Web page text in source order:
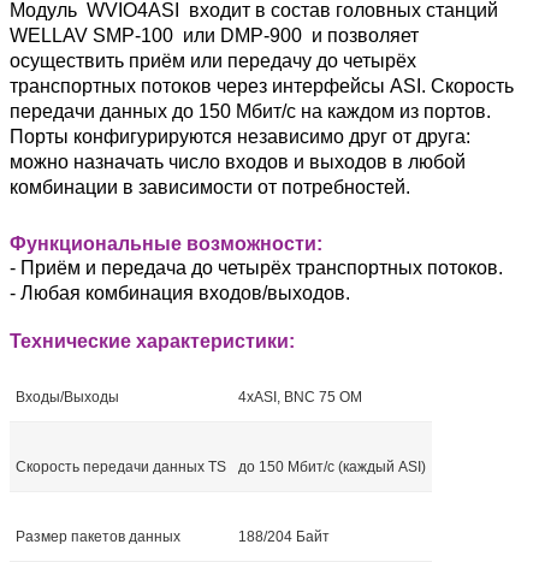
Модуль WVIO4ASI входит в состав головных станций
WELLAV SMP-100 или DMP-900 и позволяет
осуществить приём или передачу до четырёх
транспортных потоков через интерфейсы ASI. Скорость
передачи данных до 150 Мбит/с на каждом из портов.
Порты конфигурируются независимо друг от друга:
можно назначать число входов и выходов в любой
комбинации в зависимости от потребностей.
Функциональные возможности:
- Приём и передача до четырёх транспортных потоков.
- Любая комбинация входов/выходов.
Технические характеристики:
Входы/Выходы 4xASI, BNC 75 ОМ
Скорость передачи данных TS до 150 Мбит/с (каждый ASI)
Размер пакетов данных 188/204 Байт